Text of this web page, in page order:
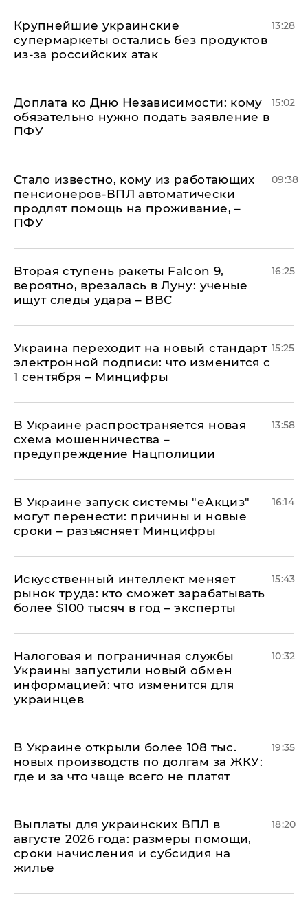
Крупнейшие украинские
супермаркеты остались без продуктов
из-за российских атак
13:28
Доплата ко Дню Независимости: кому
обязательно нужно подать заявление в
ПФУ
15:02
Стало известно, кому из работающих
пенсионеров-ВПЛ автоматически
продлят помощь на проживание, –
ПФУ
09:38
Вторая ступень ракеты Falcon 9,
вероятно, врезалась в Луну: ученые
ищут следы удара – ВВС
16:25
Украина переходит на новый стандарт
электронной подписи: что изменится с
1 сентября – Минцифры
15:25
В Украине распространяется новая
схема мошенничества –
предупреждение Нацполиции
13:58
В Украине запуск системы "еАкциз"
могут перенести: причины и новые
сроки – разъясняет Минцифры
16:14
Искусственный интеллект меняет
рынок труда: кто сможет зарабатывать
более $100 тысяч в год – эксперты
15:43
Налоговая и пограничная службы
Украины запустили новый обмен
информацией: что изменится для
украинцев
10:32
В Украине открыли более 108 тыс.
новых производств по долгам за ЖКУ:
где и за что чаще всего не платят
19:35
Выплаты для украинских ВПЛ в
августе 2026 года: размеры помощи,
сроки начисления и субсидия на
жилье
18:20